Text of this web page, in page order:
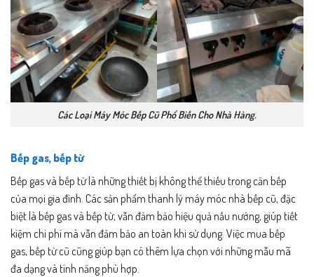
Các Loại Máy Móc Bếp Cũ Phổ Biến Cho Nhà Hàng.
Bếp gas, bếp từ
Bếp gas và bếp từ là những thiết bị không thể thiếu trong căn bếp
của mọi gia đình. Các sản phẩm thanh lý máy móc nhà bếp cũ, đặc
biệt là bếp gas và bếp từ, vẫn đảm bảo hiệu quả nấu nướng, giúp tiết
kiệm chi phí mà vẫn đảm bảo an toàn khi sử dụng. Việc mua bếp
gas, bếp từ cũ cũng giúp bạn có thêm lựa chọn với những mẫu mã
đa dạng và tính năng phù hợp.